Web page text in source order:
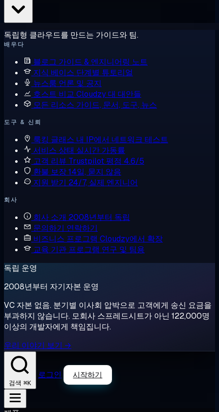
독립형 클라우드를 만드는 가이드와 팀.
배우다
블로그 가이드 & 엔지니어링 노트
지식 베이스 단계별 튜토리얼
뉴스룸 언론 및 공지
호스트 비교 Cloudzy 대 대안들
모든 리소스 가이드, 문서, 도구, 뉴스
도구 & 신뢰
룩킹 글래스 내 IP에서 네트워크 테스트
서비스 상태 실시간 가동률
고객 리뷰 Trustpilot 평점 4.6/5
환불 보장14일, 묻지 않음
지원 받기 24/7, 실제 엔지니어
회사
회사 소개 2008년부터 독립
문의하기 연락하기
비즈니스 프로그램 Cloudzy에서 확장
교육 기관 프로그램 연구 및 팀용
독립 운영
2008년부터 자기자본 운영
VC 자본 없음. 분기별 이사회 압박으로 고객에게 송신 요금을
부과하지 않습니다. 모회사 스프레드시트가 아닌 122,000명
이상의 개발자에게 책임집니다.
우리 이야기 보기 →
검색 ⌘K
로그인 시작하기